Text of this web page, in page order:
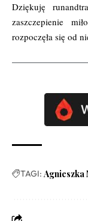
Dziękuję
zaszczepienie
rozpoczęła się od
TAGI: